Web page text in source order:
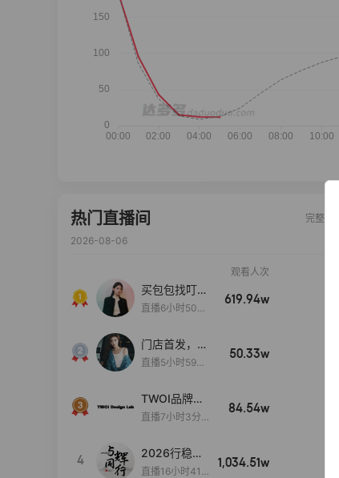
热门直播间
完整榜单
2026-08-06
观看人次
买包包找叮
当,一折购！
直播6小时50分
619.94w
门店首发，秋
款大上新！！
直播5小时59分
50.33w
TWOI品牌直
播间新款上
直播7小时3分5
84.54w
4
2026行稳致
远
直播16小时41
1,034.51w